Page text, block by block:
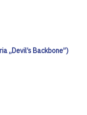
„Devil’s Backbone”)